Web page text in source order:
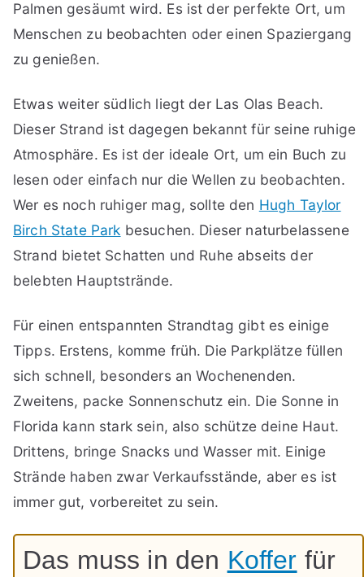
Palmen gesäumt wird. Es ist der perfekte Ort, um
Menschen zu beobachten oder einen Spaziergang
zu genießen.
Etwas weiter südlich liegt der Las Olas Beach.
Dieser Strand ist dagegen bekannt für seine ruhige
Atmosphäre. Es ist der ideale Ort, um ein Buch zu
lesen oder einfach nur die Wellen zu beobachten.
Wer es noch ruhiger mag, sollte den Hugh Taylor
Birch State Park besuchen. Dieser naturbelassene
Strand bietet Schatten und Ruhe abseits der
belebten Hauptstrände.
Für einen entspannten Strandtag gibt es einige
Tipps. Erstens, komme früh. Die Parkplätze füllen
sich schnell, besonders an Wochenenden.
Zweitens, packe Sonnenschutz ein. Die Sonne in
Florida kann stark sein, also schütze deine Haut.
Drittens, bringe Snacks und Wasser mit. Einige
Strände haben zwar Verkaufsstände, aber es ist
immer gut, vorbereitet zu sein.
Das muss in den Koffer für